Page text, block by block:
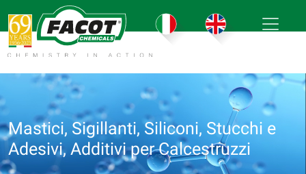
Mastici, Sigillanti, Siliconi, Stucchi e
Adesivi, Additivi per Calcestruzzi